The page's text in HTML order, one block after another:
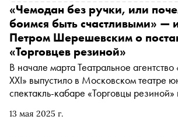
запуску. В интервью автору «Сноба»
мастер программы и сценарист
рассказал, какие барьеры мешают
индустрию (и как эту проблему решает
меняется ли проект в коллективной
фильмов могут оказаться в
«Ленфильм-дебюта»
13 мая 2025 г.
«Чемодан без ручки, или
боимся быть счастливыми» —
Петром Шерешевским о
«Торговцев резиной»
В начале марта Театральное
XXI» выпустило в Московском театре
спектакль-кабаре «Торговцы резиной»
звезды российского театра: Игорь